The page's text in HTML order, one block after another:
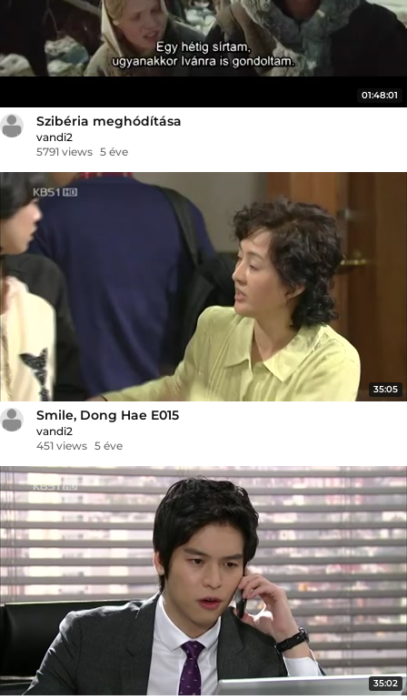
01:48:01
Szibéria meghódítása
vandi2
5791 views 5 éve
35:05
Smile, Dong Hae E015
vandi2
451 views 5 éve
35:02